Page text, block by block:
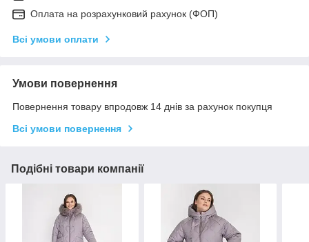
Оплата на розрахунковий рахунок (ФОП)
Всі умови оплати
Умови повернення
Повернення товару впродовж 14 днів за рахунок покупця
Всі умови повернення
Подібні товари компанії